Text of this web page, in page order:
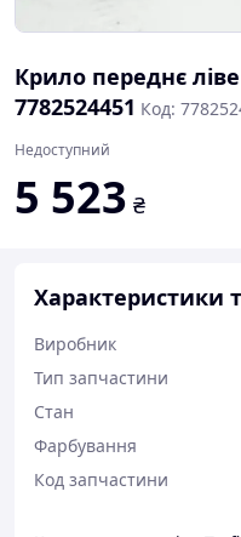
Крило переднє
7782524451 Код:
Недоступний
5 523 ₴
Характеристики
Виробник
Тип запчастини
Стан
Фарбування
Код запчастини